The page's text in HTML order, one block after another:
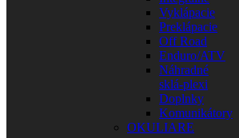
Vyklápacie
Preklápacie
Off Road
Enduro/ATV
Náhradné
sklá-plexi
Doplnky
Komunikátory
OKULIARE